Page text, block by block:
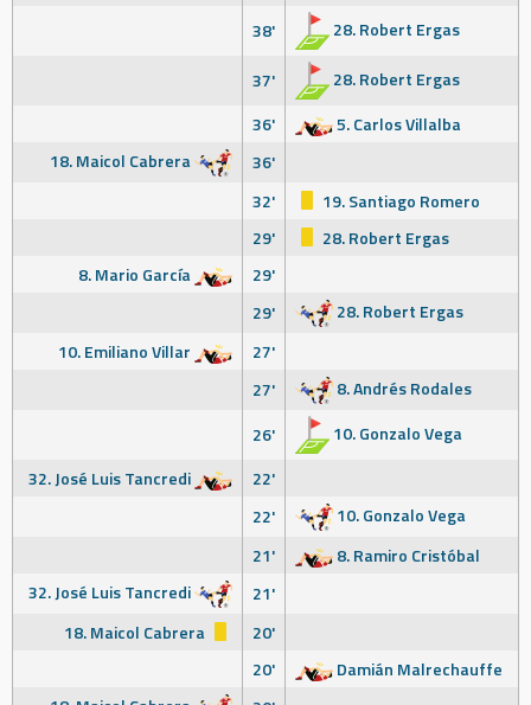
38' 28. Robert Ergas
37'
28. Robert Ergas
36'
5. Carlos Villalba
18. Maicol Cabrera
36'
32'
19. Santiago Romero
29'
28. Robert Ergas
8. Mario García
29'
29'
28. Robert Ergas
10. Emiliano Villar
27'
27'
8. Andrés Rodales
26'
10. Gonzalo Vega
32. José Luis Tancredi
22'
22'
10. Gonzalo Vega
21'
8. Ramiro Cristóbal
32. José Luis Tancredi
21'
18. Maicol Cabrera
20'
20'
Damián Malrechauffe